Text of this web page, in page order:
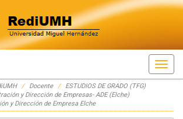
Docente
ESTUDIOS DE GRADO (TFG)
y Dirección de Empresas- ADE (Elche)
y Dirección de Empresa Elche